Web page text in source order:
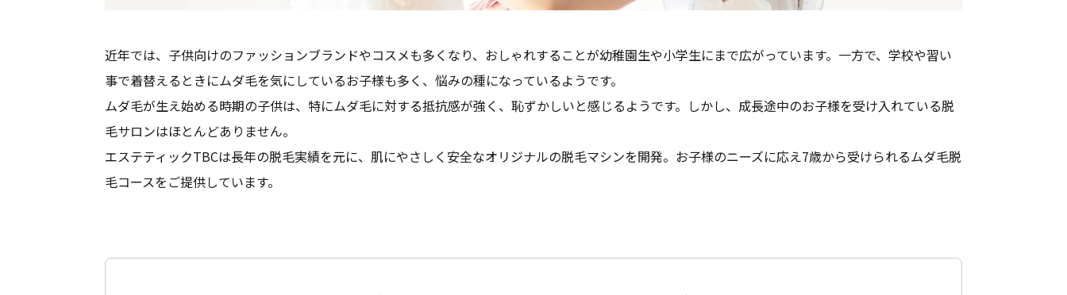
近年では、子供向けのファッションブランドやコスメも多くなり、おしゃれすることが幼稚園生や小学生にまで広がっています。一方で、学校や習い
事で着替えるときにムダ毛を気にしているお子様も多く、悩みの種になっているようです。
ムダ毛が生え始める時期の子供は、特にムダ毛に対する抵抗感が強く、恥ずかしいと感じるようです。しかし、成長途中のお子様を受け入れている脱
毛サロンはほとんどありません。
エステティックTBCは長年の脱毛実績を元に、肌にやさしく安全なオリジナルの脱毛マシンを開発。お子様のニーズに応え7歳から受けられるムダ毛脱
毛コースをご提供しています。